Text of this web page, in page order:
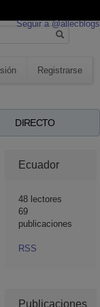
Seguir a @allecblogs
Registrarse
DIRECTO
Ecuador
48lectores
69
publicaciones
RSS
Publicaciones